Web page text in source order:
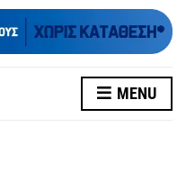
MENU